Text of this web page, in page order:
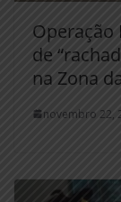
Operação
de
na Zona
novembro 22,